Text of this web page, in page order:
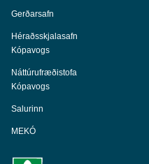
Gerðarsafn
Héraðsskjalasafn
Kópavogs
Náttúrufræðistofa
Kópavogs
Salurinn
MEKÓ